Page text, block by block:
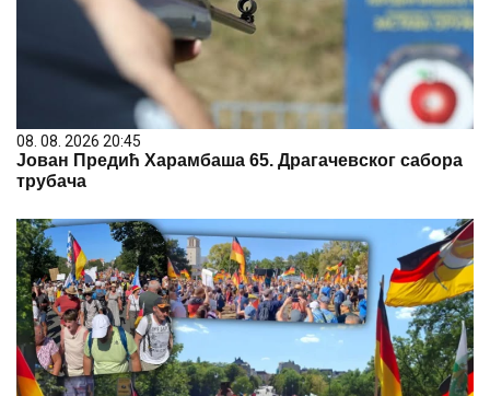
08. 08. 2026 20:45
Јован Предић Харамбаша 65. Драгачевског сабора
трубача